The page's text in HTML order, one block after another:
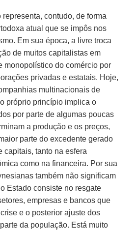
representa, contudo, de forma
atual que se impôs nos
Em sua época, a livre troca
de muitos capitalistas em
monopolístico do comércio por
privadas e estatais. Hoje,
multinacionais de
próprio princípio implica o
por parte de algumas poucas
a produção e os preços,
parte do excedente gerado
capitais, tanto na esfera
como na financeira. Por sua
também não significam
Estado consiste no resgate
empresas e bancos que
e o posterior ajuste dos
da população. Está muito